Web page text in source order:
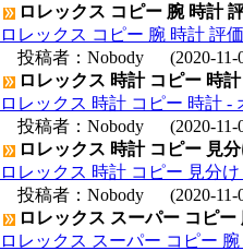
ロレックス コピー 腕 時計
ロレックス コピー 腕 時計 評
投稿者： Nobody (2020-11-
ロレックス 時計 コピー 時
ロレックス 時計 コピー 時計 -
投稿者： Nobody (2020-11-
ロレックス 時計 コピー 見
ロレックス 時計 コピー 見分
投稿者： Nobody (2020-11-
ロレックス スーパー コピ
ロレックス スーパー コピー